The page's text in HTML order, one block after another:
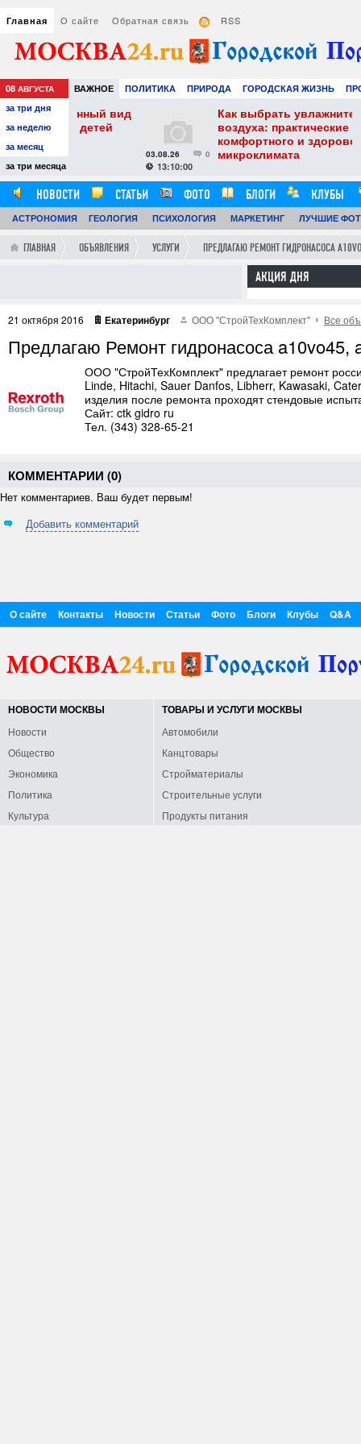
Главная О сайте Обратная связь RSS
08 АВГУСТА ВАЖНОЕ ПОЛИТИКА ПРИРОДА ГОРОДСКАЯ ЖИЗНЬ
НАУКА
ЗНАМЕНИТОСТИ
за три дня
за неделю
за месяц
за три месяца
вид
детей
Как выбрать увлажнитель
воздуха: практические советы для
комфортного и здорового
микроклимата
НОВОСТИ СТАТЬИ ФОТО БЛОГИ
КЛУБЫ
ОБЗОРЫ
ВИДЕОРЕПОРТАЖИ
АСТРОНОМИЯ ГЕОЛОГИЯ ПСИХОЛОГИЯ МАРКЕТИНГ ЛУЧШИЕ
ГЛАВНАЯ ОБЪЯВЛЕНИЯ УСЛУГИ ПРЕДЛАГАЮ РЕМОНТ ГИДРОНАСОСА
АКЦИЯ ДНЯ
21 октября 2016 Екатеринбург ООО "СтройТехКомплект" Все
Предлагаю Ремонт гидронасоса a10vo45,
ООО "СтройТехКомплект" предлагает ремонт
Linde, Hitachi, Sauer Danfos, Libherr, Kawasaki,
изделия после ремонта проходят стендовые
Сайт: ctk gidro ru
Тел. (343) 328-65-21
КОММЕНТАРИИ (0)
Нет комментариев. Ваш будет первым!
Добавить комментарий
О сайте Контакты Новости Статьи Фото Блоги Клубы Q&A
НОВОСТИ МОСКВЫ
Новости
Общество
Экономика
Политика
Культура
ТОВАРЫ И УСЛУГИ МОСКВЫ
Автомобили
Канцтовары
Стройматериалы
Строительные услуги
Продукты питания